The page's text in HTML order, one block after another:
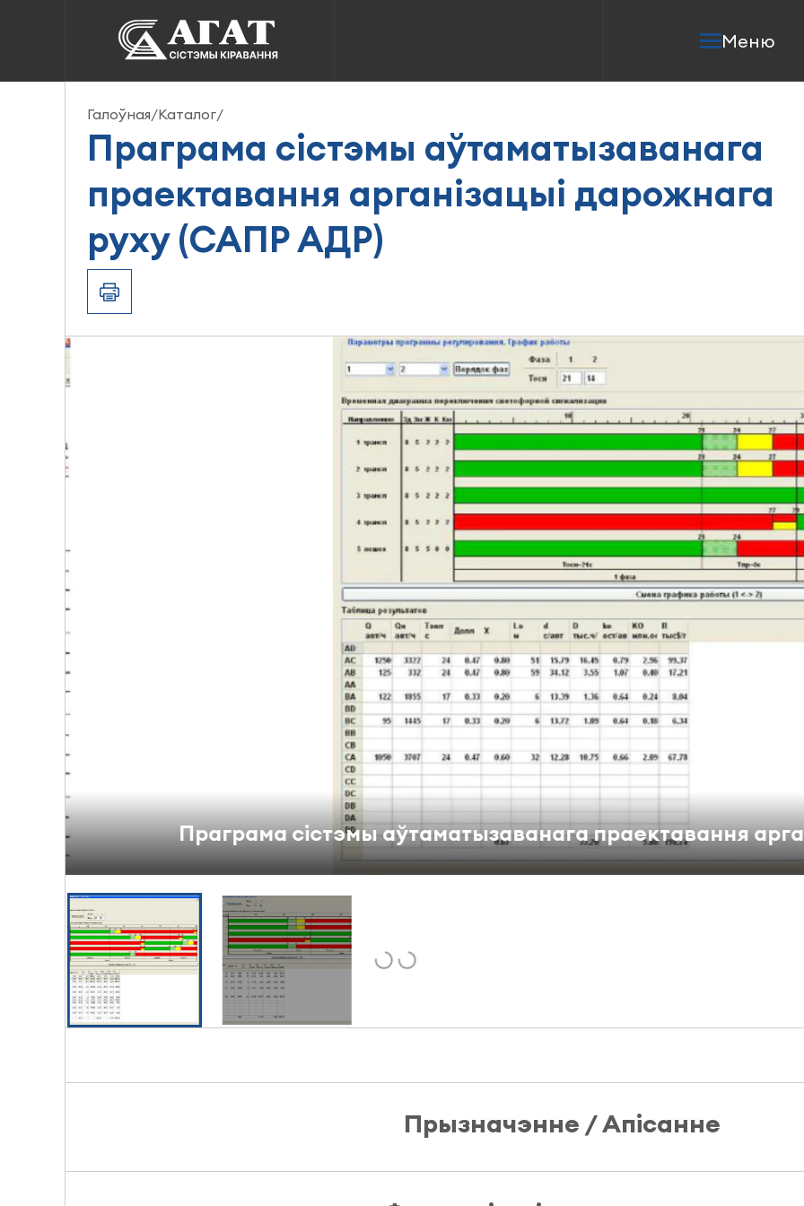
Меню
Праграма сістэмы аўтаматызаванага
праектавання арганізацыі дарожнага руху
(САПР АДР)
Галоўная/Каталог/
Праграма сістэмы аўтаматызаванага
праектавання арганізацыі дарожнага
руху (САПР АДР)
Праграма сістэмы аўтаматызаванага праектавання арганізацыі
Прызначэнне / Апісанне